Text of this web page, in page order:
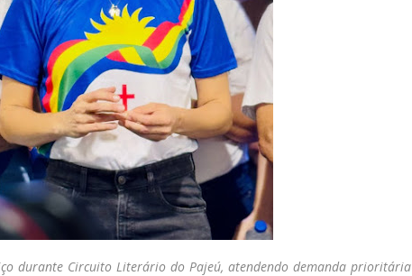
durante Circuito Literário do Pajeú, atendendo demanda prioritária